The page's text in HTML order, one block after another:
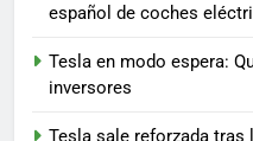
español de coches
Tesla en modo espera:
inversores
Tesla sale reforzada tras